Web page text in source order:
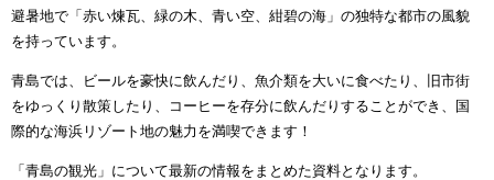
避暑地で「赤い煉瓦、緑の木、青い空、紺碧の海」の独特な都市の風貌
を持っています。
青島では、ビールを豪快に飲んだり、魚介類を大いに食べたり、旧市街
をゆっくり散策したり、コーヒーを存分に飲んだりすることができ、国
際的な海浜リゾート地の魅力を満喫できます！
「青島の観光」について最新の情報をまとめた資料となります。